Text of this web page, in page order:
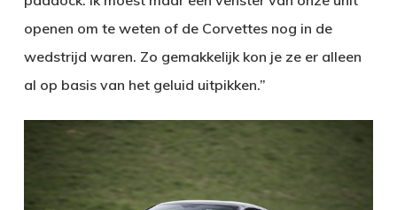
openen om te weten of de Corvettes nog in de
wedstrijd waren. Zo gemakkelijk kon je ze er alleen
al op basis van het geluid uitpikken.”